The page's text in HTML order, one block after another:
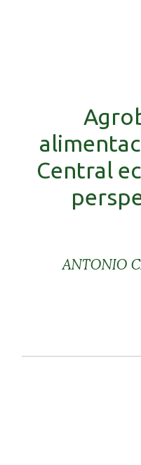
Central
ANTONIO